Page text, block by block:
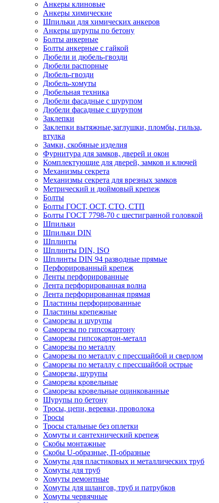
Анкеры клиновые
Анкеры химические
Шпильки для химических анкеров
Анкеры шурупы по бетону
Болты анкерные
Болты анкерные с гайкой
Дюбели и дюбель-гвозди
Дюбели распорные
Дюбель-гвозди
Дюбель-хомуты
Дюбельная техника
Дюбели фасадные с шурупом
Дюбели фасадные с шурупом
Заклепки
Заклепки вытяжные,заглушки, пломбы, гильза,
втулка
Замки, скобяные изделия
Фурнитура для замков, дверей и окон
Комплектующие для дверей, замков и ключей
Механизмы секрета
Механизмы секрета для врезных замков
Метрический и дюймовый крепеж
Болты
Болты ГОСТ, ОСТ, СТО, СТП
Болты ГОСТ 7798-70 с шестигранной головкой
Шпильки
Шпильки DIN
Шплинты
Шплинты DIN, ISO
Шплинты DIN 94 разводные прямые
Перфорированный крепеж
Ленты перфорированные
Лента перфорированная волна
Лента перфорированная прямая
Пластины перфорированные
Пластины крепежные
Саморезы и шурупы
Саморезы по гипсокартону
Саморезы гипсокартон-металл
Саморезы по металлу
Саморезы по металлу с прессшайбой и сверлом
Саморезы по металлу с прессшайбой острые
Саморезы, шурупы
Саморезы кровельные
Саморезы кровельные оцинкованные
Шурупы по бетону
Тросы, цепи, веревки, проволока
Тросы
Тросы стальные без оплетки
Хомуты и сантехнический крепеж
Скобы монтажные
Скобы U-образные, П-образные
Хомуты для пластиковых и металлических труб
Хомуты для труб
Хомуты ремонтные
Хомуты для шлангов, труб и патрубков
Хомуты червячные